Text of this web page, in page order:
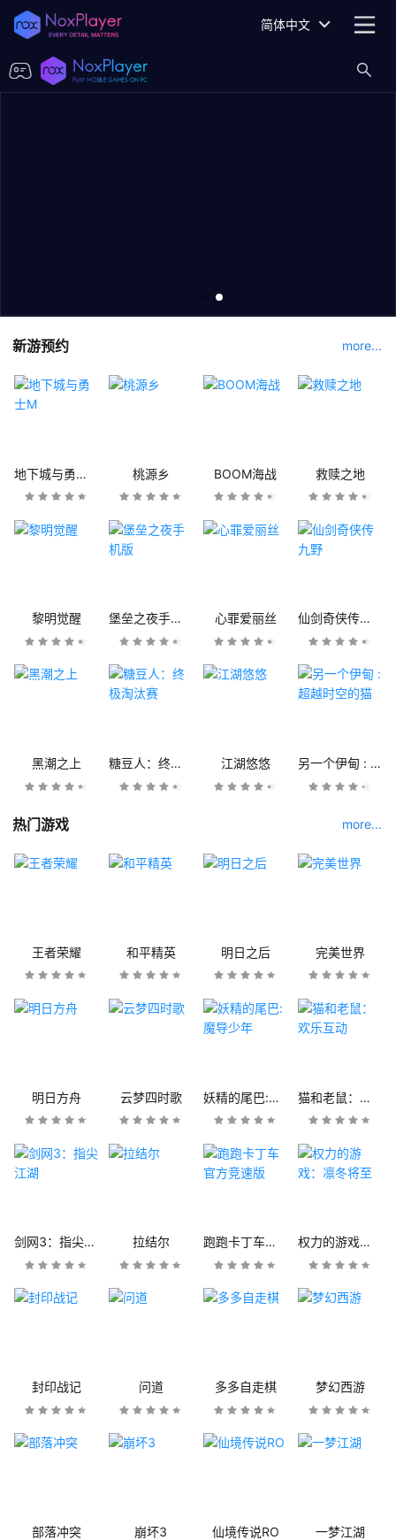
简体中文
新游预约 more...
地下城与勇士M 桃源乡 BOOM海战 救赎之地
黎明觉醒 堡垒之夜手机版 心罪爱丽丝 仙剑奇侠传九野
黑潮之上 糖豆人：终极淘汰赛 江湖悠悠 另一个伊甸 : 超越时空的猫
热门游戏 more...
王者荣耀 和平精英 明日之后 完美世界
明日方舟 云梦四时歌 妖精的尾巴:魔导少年 猫和老鼠：欢乐互动
剑网3：指尖江湖 拉结尔 跑跑卡丁车官方竞速版 权力的游戏：凛冬将至
封印战记 问道 多多自走棋 梦幻西游
部落冲突 崩坏3 仙境传说RO 一梦江湖